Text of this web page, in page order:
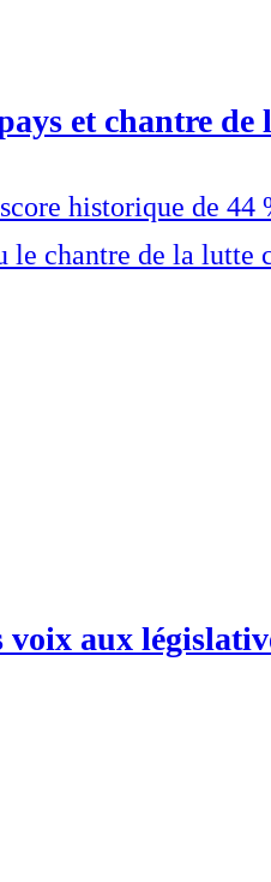
et chantre
historique de
le chantre de la
voix aux